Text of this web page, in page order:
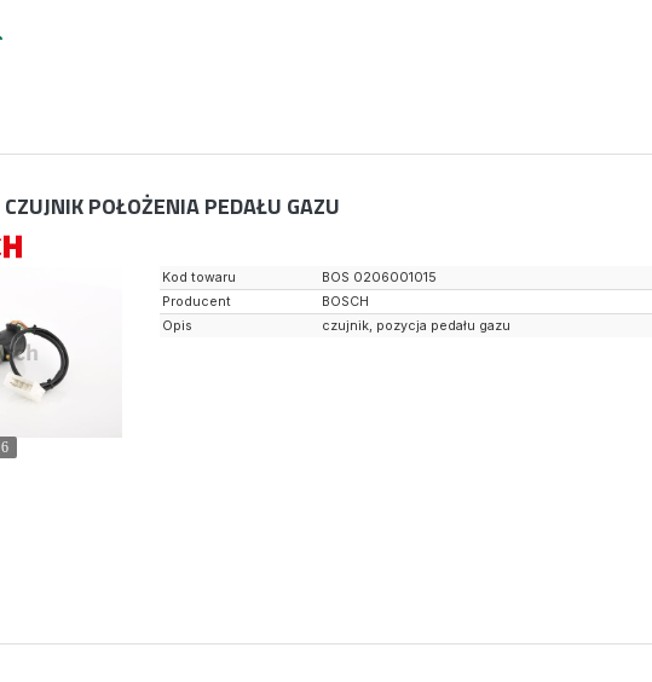
CZUJNIK POŁOŻENIA PEDAŁU GAZU
6
Kod towaru
BOS 0206001015
Producent
BOSCH
Opis
czujnik, pozycja pedału gazu